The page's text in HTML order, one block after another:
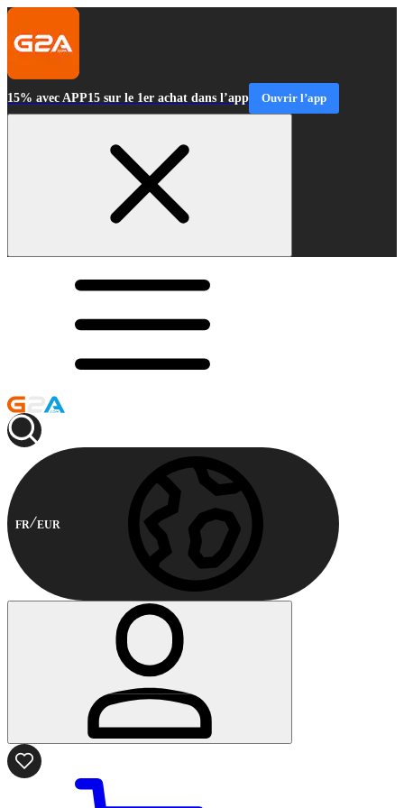
15% avec APP15 sur le 1er achat dans l’app Ouvrir l’app
FR EUR